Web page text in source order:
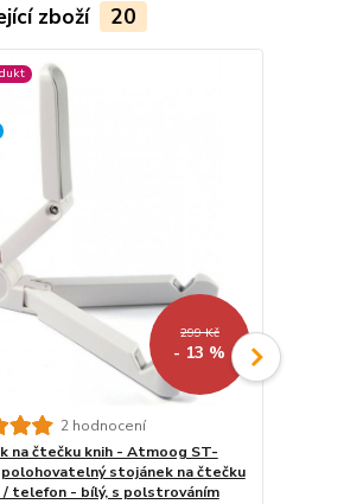
zboží 20
299 Kč
- 13 %
2 hodnocení
na čtečku knih - Atmoog ST-
stojánek na čtečku
telefon - bílý, s polstrováním